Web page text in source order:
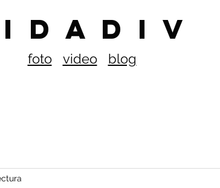
D A D I V
foto video blog